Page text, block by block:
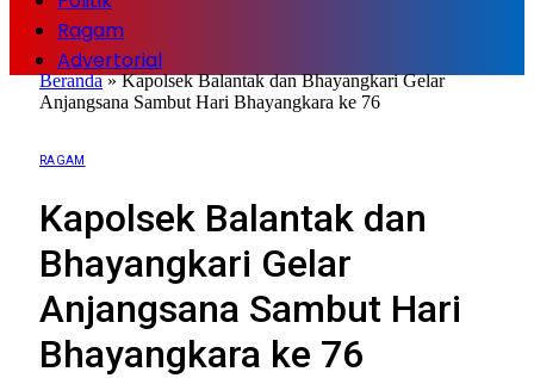
Ragam
Advertorial
Beranda»Kapolsek Balantak dan Bhayangkari Gelar
Anjangsana Sambut Hari Bhayangkara ke 76
RAGAM
Kapolsek Balantak dan
Bhayangkari Gelar
Anjangsana Sambut Hari
Bhayangkara ke 76